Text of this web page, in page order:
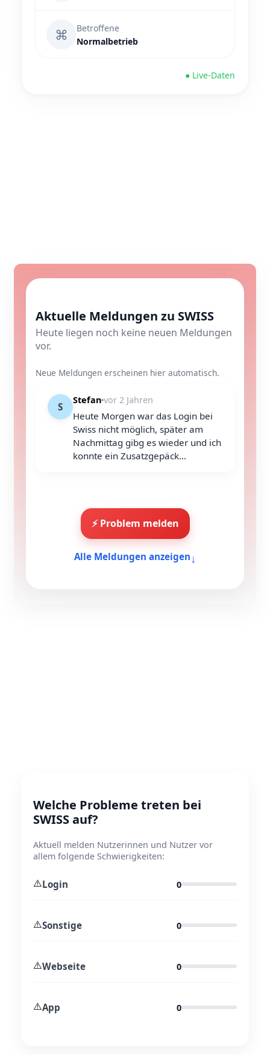
⌘
Betroffene
Normalbetrieb
● Live-Daten
Aktuelle Meldungen zu SWISS
Heute liegen noch keine neuen Meldungen
vor.
Neue Meldungen erscheinen hier automatisch.
S
Stefan vor 2 Jahren
Heute Morgen war das Login bei
Swiss nicht möglich, später am
Nachmittag gibg es wieder und ich
konnte ein Zusatzgepäck...
⚡ Problem melden
Alle Meldungen anzeigen ↓
Welche Probleme treten bei
SWISS auf?
Aktuell melden Nutzerinnen und Nutzer vor
allem folgende Schwierigkeiten:
⚠️Login 0
⚠️Sonstige 0
⚠️Webseite 0
⚠️App 0